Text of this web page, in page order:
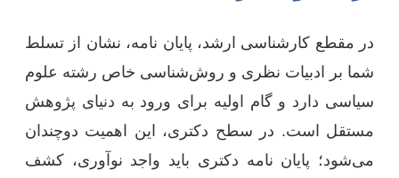
در مقطع کارشناسی ارشد، پایان نامه، نشان از تسلط
شما بر ادبیات نظری و روش‌شناسی خاص رشته علوم
سیاسی دارد و گام اولیه برای ورود به دنیای پژوهش
مستقل است. در سطح دکتری، این اهمیت دوچندان
می‌شود؛ پایان نامه دکتری باید واجد نوآوری، کشف